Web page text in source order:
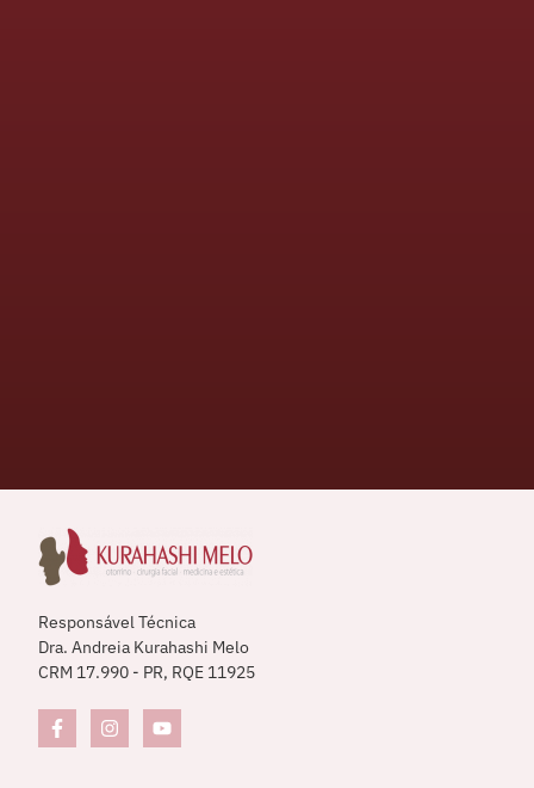
Responsável Técnica
Dra. Andreia Kurahashi Melo
CRM 17.990 - PR, RQE 11925